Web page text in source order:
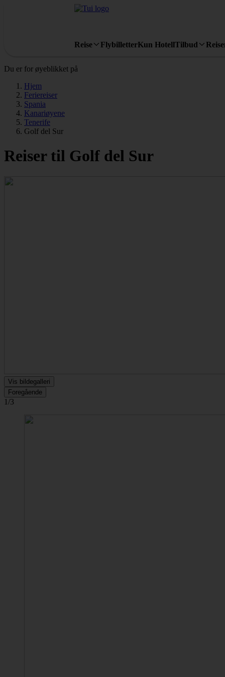
Reise FlybilletterKun HotellTilbud
Du er for øyeblikket på
Hjem
Feriereiser
Spania
Kanariøyene
Tenerife
Golf del Sur
Reiser til Golf del Sur
Vis bildegalleri
Foregående
1/3